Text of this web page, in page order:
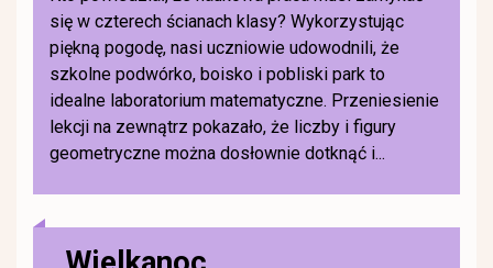
się w czterech ścianach klasy? Wykorzystując
piękną pogodę, nasi uczniowie udowodnili, że
szkolne podwórko, boisko i pobliski park to
idealne laboratorium matematyczne. Przeniesienie
lekcji na zewnątrz pokazało, że liczby i figury
geometryczne można dosłownie dotknąć i...